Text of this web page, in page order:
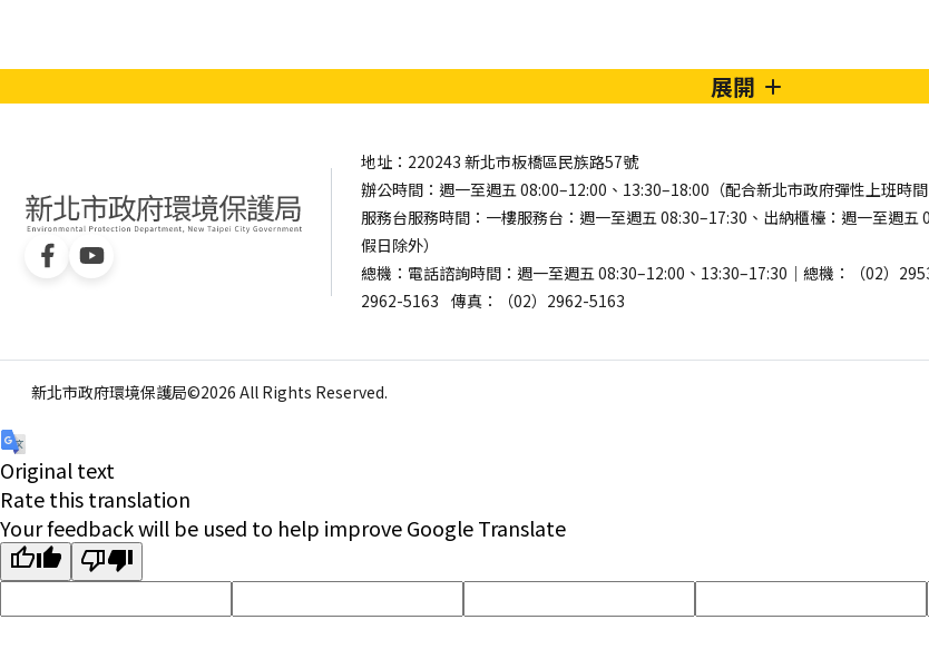
展開
地址：220243 新北市板橋區民族路57號
辦公時間：週一至週五 08:00–12:00、13:30–18:00（配合新北市政府彈性上班時間
服務台服務時間：一樓服務台：週一至週五 08:30–17:30、出納櫃檯：週一至週五
假日除外）
總機：電話諮詢時間：週一至週五 08:30–12:00、13:30–17:30｜總機：（02）
2962-5163 傳真：（02）2962-5163
新北市政府環境保護局©2026 All Rights Reserved.
Original text
Rate this translation
Your feedback will be used to help improve Google Translate